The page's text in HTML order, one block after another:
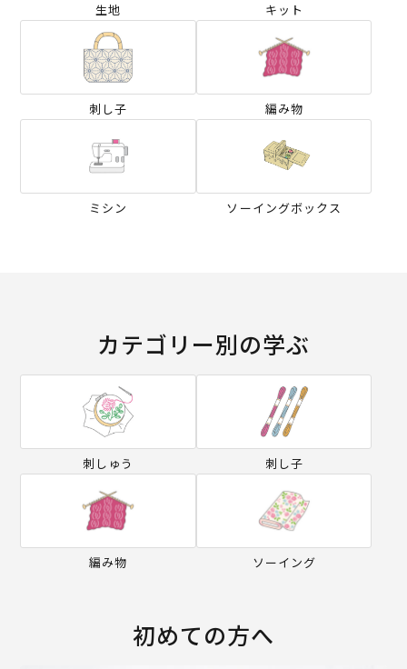
生地 キット
刺し子 編み物
ミシン ソーイングボックス
カテゴリー別の学ぶ
刺しゅう 刺し子
編み物 ソーイング
初めての方へ